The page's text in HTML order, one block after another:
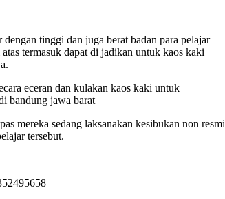
tinggi dan juga berat badan para pelajar
termasuk dapat di jadikan untuk kaos kaki
eceran dan kulakan kaos kaki untuk
bandung jawa barat
mereka sedang laksanakan kesibukan non resmi
tersebut.